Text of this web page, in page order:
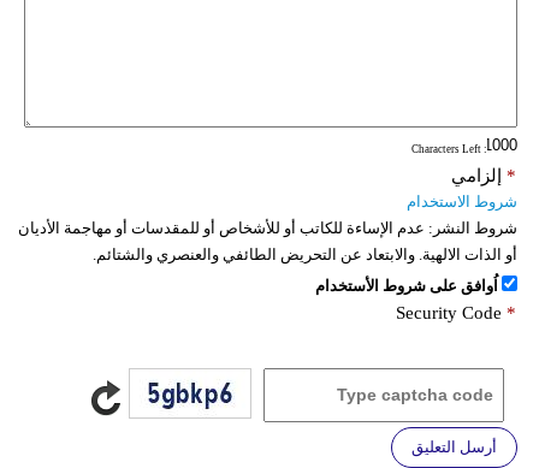
: Characters Left
إلزامي *
شروط الاستخدام
شروط النشر: عدم الإساءة للكاتب أو للأشخاص أو للمقدسات أو مهاجمة الأديان
أو الذات الالهية. والابتعاد عن التحريض الطائفي والعنصري والشتائم.
اُوافق على شروط الأستخدام
Security Code *
أرسل التعليق